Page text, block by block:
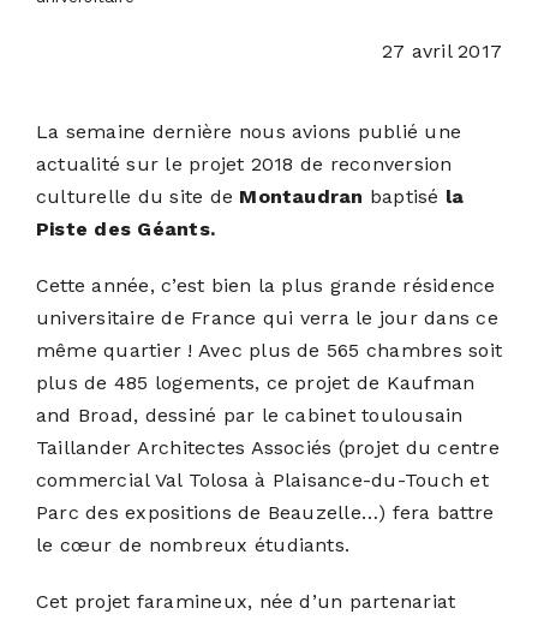
27 avril 2017
La semaine dernière nous avions publié une
actualité sur le projet 2018 de reconversion
culturelle du site de Montaudran baptisé la
Piste des Géants.
Cette année, c’est bien la plus grande résidence
universitaire de France qui verra le jour dans ce
même quartier ! Avec plus de 565 chambres soit
plus de 485 logements, ce projet de Kaufman
and Broad, dessiné par le cabinet toulousain
Taillander Architectes Associés (projet du centre
commercial Val Tolosa à Plaisance-du-Touch et
Parc des expositions de Beauzelle…) fera battre
le cœur de nombreux étudiants.
Cet projet faramineux, née d’un partenariat
S’ABONNER